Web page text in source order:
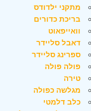
מתקני ילדודס
בריכת כדורים
וואייפאוט
דאבל סליידר
ספרינג סליידר
פולה פולה
טירה
מגלשה כפולה
כלב דלמטי